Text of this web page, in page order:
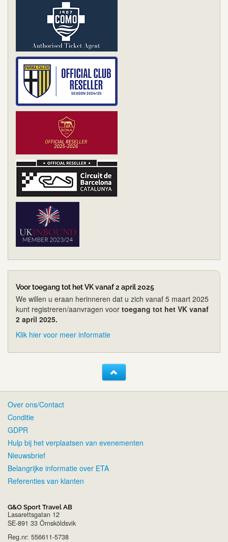
Voor toegang tot het VK vanaf 2 april 2025
We willen u eraan herinneren dat u zich vanaf 5 maart 2025
kunt registreren/aanvragen voor toegang tot het VK vanaf
2 april 2025.
Klik hier voor meer informatie
Over ons/Contact
Conditie
GDPR
Hulp bij het verplaatsen van evenementen
Nieuwsbrief
Belangrijke informatie over ETA
Referenties van klanten
G&O Sport Travel AB
Lasarettsgatan 12
SE-891 33 Örnsköldsvik
Reg.nr: 556611-5738